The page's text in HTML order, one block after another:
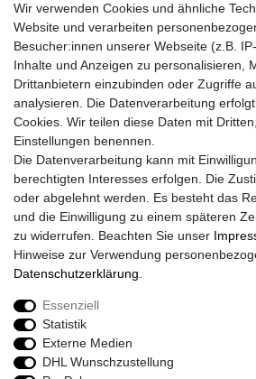
Kontakt
Retouren
Widerrufsrecht
Widerrufs­formular
Impressum
Daten­schutz­erklärung
AGB
Größentabelle
Kataloge
Barrierefreiheitserklärung
Sicherheitsinformationen
Zahlung und Versand
Wir verwenden Cookies und ähnliche
Website und verarbeiten
Besucher:innen unserer Webseite (z.B.
Inhalte und Anzeigen zu personalisieren,
Drittanbietern einzubinden oder Zugriffe
analysieren. Die Datenverarbeitung
Cookies. Wir teilen diese Daten mit
Einstellungen benennen.
Die Datenverarbeitung kann mit
berechtigten Interesses erfolgen. Die
oder abgelehnt werden. Es besteht das
und die Einwilligung zu einem späteren
zu widerrufen. Beachten Sie unser
Hinweise zur Verwendung
Daten­schutz­erklärung
Essenziell
Statistik
Externe Medien
DHL Wunschzustellung